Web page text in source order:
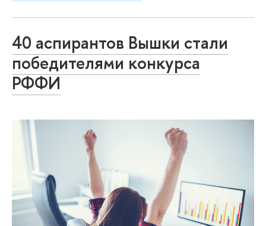
40 аспирантов Вышки стали
победителями конкурса
РФФИ